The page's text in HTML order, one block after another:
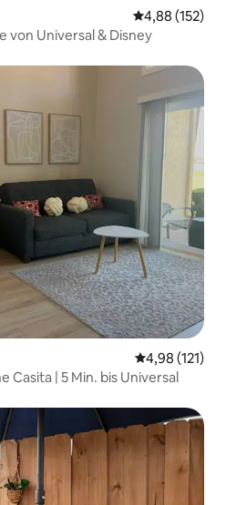
4,88 (152)
von Universal & Disney
4,98 (121)
Casita | 5 Min. bis Universal